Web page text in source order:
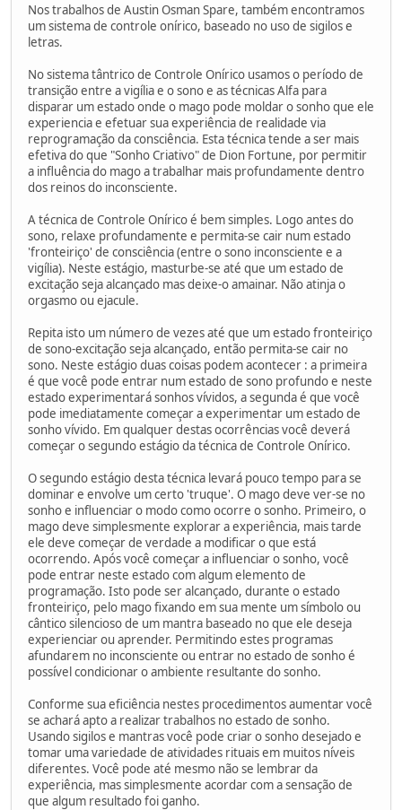
Nos trabalhos de Austin Osman Spare, também encontramos
um sistema de controle onírico, baseado no uso de sigilos e
letras.
No sistema tântrico de Controle Onírico usamos o período de
transição entre a vigília e o sono e as técnicas Alfa para
disparar um estado onde o mago pode moldar o sonho que ele
experiencia e efetuar sua experiência de realidade via
reprogramação da consciência. Esta técnica tende a ser mais
efetiva do que "Sonho Criativo" de Dion Fortune, por permitir
a influência do mago a trabalhar mais profundamente dentro
dos reinos do inconsciente.
A técnica de Controle Onírico é bem simples. Logo antes do
sono, relaxe profundamente e permita-se cair num estado
'fronteiriço' de consciência (entre o sono inconsciente e a
vigília). Neste estágio, masturbe-se até que um estado de
excitação seja alcançado mas deixe-o amainar. Não atinja o
orgasmo ou ejacule.
Repita isto um número de vezes até que um estado fronteiriço
de sono-excitação seja alcançado, então permita-se cair no
sono. Neste estágio duas coisas podem acontecer : a primeira
é que você pode entrar num estado de sono profundo e neste
estado experimentará sonhos vívidos, a segunda é que você
pode imediatamente começar a experimentar um estado de
sonho vívido. Em qualquer destas ocorrências você deverá
começar o segundo estágio da técnica de Controle Onírico.
O segundo estágio desta técnica levará pouco tempo para se
dominar e envolve um certo 'truque'. O mago deve ver-se no
sonho e influenciar o modo como ocorre o sonho. Primeiro, o
mago deve simplesmente explorar a experiência, mais tarde
ele deve começar de verdade a modificar o que está
ocorrendo. Após você começar a influenciar o sonho, você
pode entrar neste estado com algum elemento de
programação. Isto pode ser alcançado, durante o estado
fronteiriço, pelo mago fixando em sua mente um símbolo ou
cântico silencioso de um mantra baseado no que ele deseja
experienciar ou aprender. Permitindo estes programas
afundarem no inconsciente ou entrar no estado de sonho é
possível condicionar o ambiente resultante do sonho.
Conforme sua eficiência nestes procedimentos aumentar você
se achará apto a realizar trabalhos no estado de sonho.
Usando sigilos e mantras você pode criar o sonho desejado e
tomar uma variedade de atividades rituais em muitos níveis
diferentes. Você pode até mesmo não se lembrar da
experiência, mas simplesmente acordar com a sensação de
que algum resultado foi ganho.